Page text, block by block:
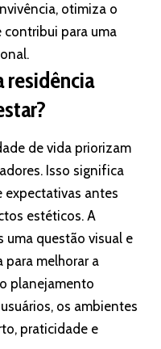
otimiza o
para uma
residência
de vida priorizam
Isso significa
expectativas antes
estéticos. A
uma questão visual e
para melhorar a
planejamento
os ambientes
praticidade e